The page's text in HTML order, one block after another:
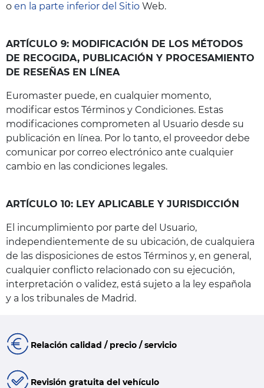
o en la parte inferior del Sitio Web.
ARTÍCULO 9: MODIFICACIÓN DE LOS MÉTODOS
DE RECOGIDA, PUBLICACIÓN Y PROCESAMIENTO
DE RESEÑAS EN LÍNEA
Euromaster puede, en cualquier momento,
modificar estos Términos y Condiciones. Estas
modificaciones comprometen al Usuario desde su
publicación en línea. Por lo tanto, el proveedor debe
comunicar por correo electrónico ante cualquier
cambio en las condiciones legales.
ARTÍCULO 10: LEY APLICABLE Y JURISDICCIÓN
El incumplimiento por parte del Usuario,
independientemente de su ubicación, de cualquiera
de las disposiciones de estos Términos y, en general,
cualquier conflicto relacionado con su ejecución,
interpretación o validez, está sujeto a la ley española
y a los tribunales de Madrid.
Relación calidad / precio / servicio
Revisión gratuita del vehículo